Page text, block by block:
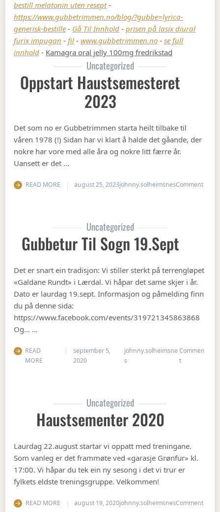
bestill melatonin uten resept-
https://www.gubbetrimmen.no/blog/?gubbe=lyrica-
generisk-bestille - Gå Til Innhold -prisen på lasix diural
furix impugan -fil -www.gubbetrimmen.no -se full
innhold - Kamagra oral jelly 100mg fredrikstad
Uncategorized
Oppstart Haustsemesteret
2023
Det som no er Gubbetrimmen starta heilt tilbake til
våren 1978 (!) Sidan har vi klart å halde det gåande, der
nokre har vore med alle åra og nokre litt færre år.
Uansett er det …
READ MORE august 25, 2023johnny.solheimsnesCommenton
Uncategorized
Gubbetur Til Sogn 19.sept
Det er snart ein tradisjon: Vi stiller sterkt på terrengløpet
«Galdane Rundt» i Lærdal. Vi håpar det same skjer i år.
Dato er laurdag 19.sept. Informasjon og påmelding finn
du på denne sida:
https://www.facebook.com/events/319721345863868
Og… …
READ
MORE
september 5,
2020
johnny.solheimsne
s
Commen
ton Gubbetur
Uncategorized
Haustsementer 2020
Laurdag 22.august startar vi oppatt med treningane.
Som vanleg er det frammøte ved «garasje Grønfur» kl.
17:00. Vi håpar du tek ein ny sesong i det vi trur er
fylkets eldste treningsgruppe. Velkommen!
READ MORE august 19, 2020johnny.solheimsnesCommenton